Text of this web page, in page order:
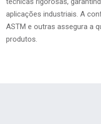
aplicações industriais. A
ASTM e outras assegura a
produtos.